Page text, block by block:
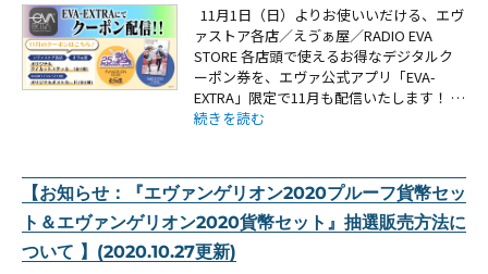
11月1日（日）よりお使いいだける、エヴ
ァストア各店／えゔぁ屋／RADIO EVA
STORE 各店頭で使えるお得なデジタルク
ーポン券を、エヴァ公式アプリ「EVA-
EXTRA」限定で11月も配信いたします！ …
“【お知らせ：エヴァストア各店・えゔぁ屋・
続きを読む
【お知らせ：『エヴァンゲリオン2020プルーフ貨幣セッ
ト＆エヴァンゲリオン2020貨幣セット』抽選販売方法に
ついて 】(2020.10.27更新)